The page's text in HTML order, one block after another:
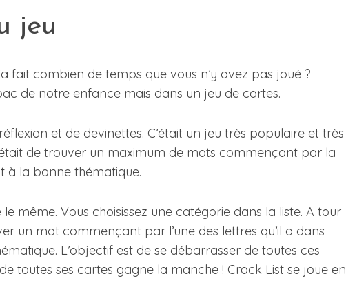
jeu
fait combien de temps que vous n’y avez pas joué ?
de notre enfance mais dans un jeu de cartes.
et de devinettes. C’était un jeu très populaire et très
de trouver un maximum de mots commençant par la
à la bonne thématique.
même. Vous choisissez une catégorie dans la liste. A tour
un mot commençant par l’une des lettres qu’il a dans
L’objectif est de se débarrasser de toutes ces
toutes ses cartes gagne la manche ! Crack List se joue en